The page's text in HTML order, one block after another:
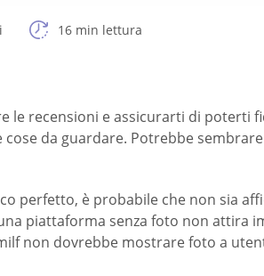
16 min lettura
recensioni e assicurarti di poterti
da guardare. Potrebbe
perfetto, è probabile che non sia
piattaforma senza foto non attira
non dovrebbe mostrare foto a